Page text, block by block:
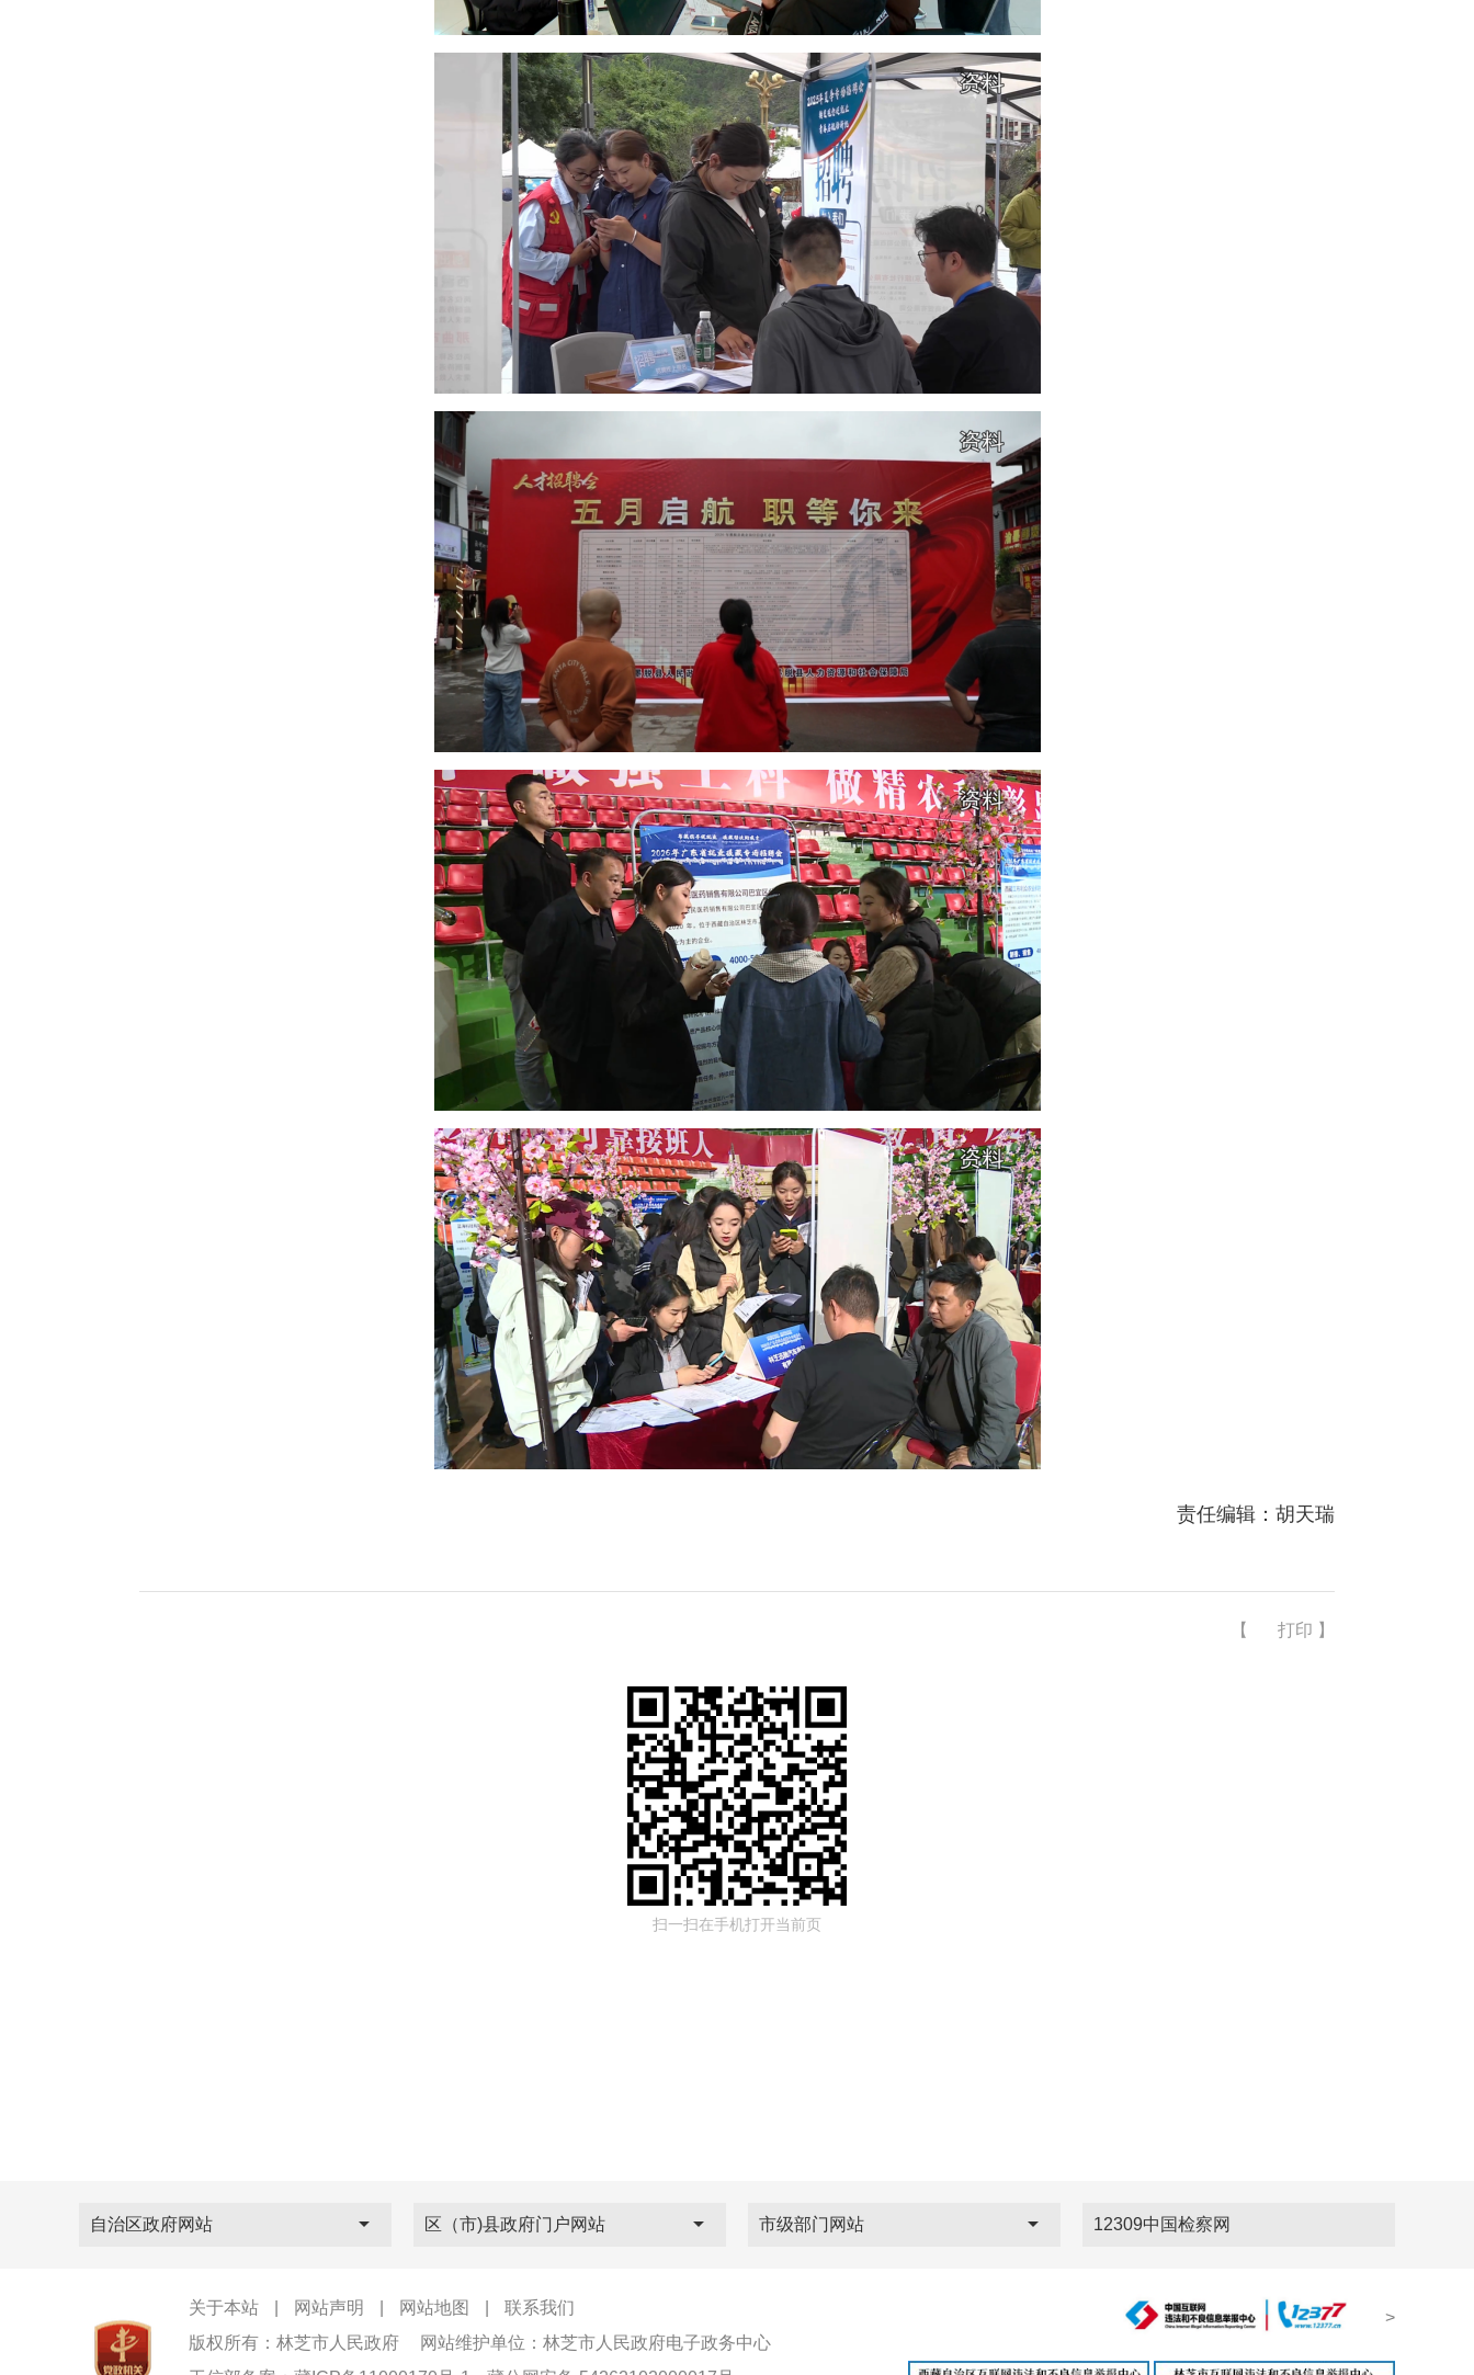
责任编辑：胡天瑞
【 打印 】
扫一扫在手机打开当前页
自治区政府网站 区（市)县政府门户网站 市级部门网站 12309中国检察网
关于本站 网站声明 网站地图
联系我们
版权所有：林芝市人民政府
网站维护单位：林芝市人民政府电子政务中心
>